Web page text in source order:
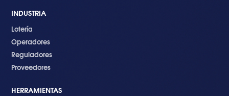
INDUSTRIA
Lotería
Operadores
Reguladores
Proveedores
HERRAMIENTAS